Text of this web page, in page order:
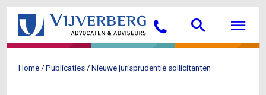
Overslaan
de
gaan
Bellen Search
Home Publicaties Nieuwe jurisprudentie sollicitanten